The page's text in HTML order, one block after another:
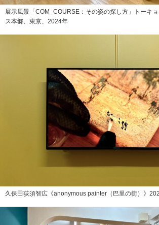
展示風景「COM_COURSE：その姿の探し方」トーキ
ス本郷、東京、2024年
久保田荻須智広《anonymous painter（巴里の街）》